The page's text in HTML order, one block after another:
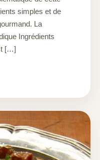
simples et de
La
Ingrédients
[…]